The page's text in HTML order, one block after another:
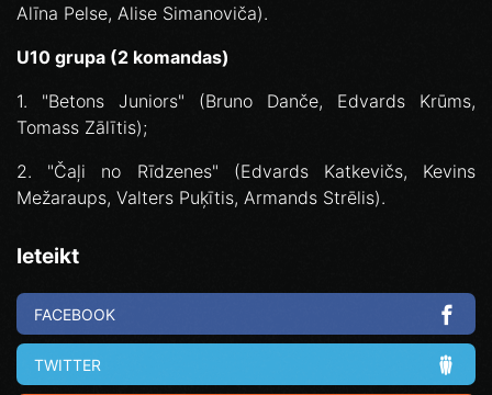
Alīna Pelse, Alise Simanoviča).
U10 grupa (2 komandas)
1. "Betons Juniors" (Bruno Danče, Edvards Krūms,
Tomass Zālītis);
2. "Čaļi no Rīdzenes" (Edvards Katkevičs, Kevins
Mežaraups, Valters Puķītis, Armands Strēlis).
Ieteikt
FACEBOOK
TWITTER